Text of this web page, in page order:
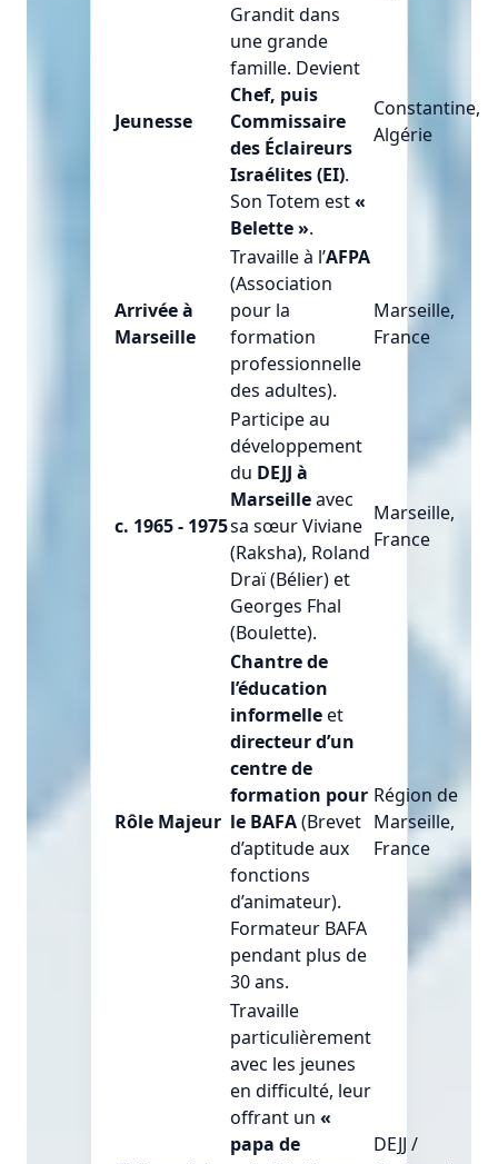
Jeunesse
Grandit dans
une grande
famille. Devient
Chef, puis
Commissaire
des Éclaireurs
Israélites (EI).
Son Totem est«
Belette ».
Constantine,
Algérie
Arrivée à
Marseille
Travaille à l’AFPA
(Association
pour la
formation
professionnelle
des adultes).
Marseille,
France
c. 1965 - 1975
Participe au
développement
du DEJJ à
Marseilleavec
sa sœur Viviane
(Raksha), Roland
Draï (Bélier) et
Georges Fhal
(Boulette).
Marseille,
France
Rôle Majeur
Chantre de
l’éducation
informelleet
directeur d’un
centre de
formation pour
le BAFA(Brevet
d’aptitude aux
fonctions
d’animateur).
Formateur BAFA
pendant plus de
30 ans.
Région de
Marseille,
France
Travaille
particulièrement
avec les jeunes
en difficulté, leur
offrant un«
papa de
DEJJ /